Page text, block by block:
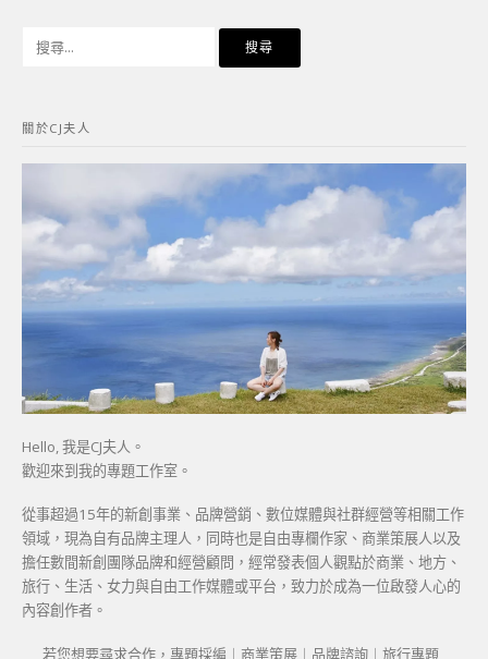
字:
關於CJ夫人
Hello, 我是CJ夫人。
歡迎來到我的專題工作室。
從事超過15年的新創事業、品牌營銷、數位媒體與社群經營等相關工作
領域，現為自有品牌主理人，同時也是自由專欄作家、商業策展人以及
擔任數間新創團隊品牌和經營顧問，經常發表個人觀點於商業、地方、
旅行、生活、女力與自由工作媒體或平台，致力於成為一位啟發人心的
內容創作者。
若您想要尋求合作，專題採編｜商業策展｜品牌諮詢｜旅行專題